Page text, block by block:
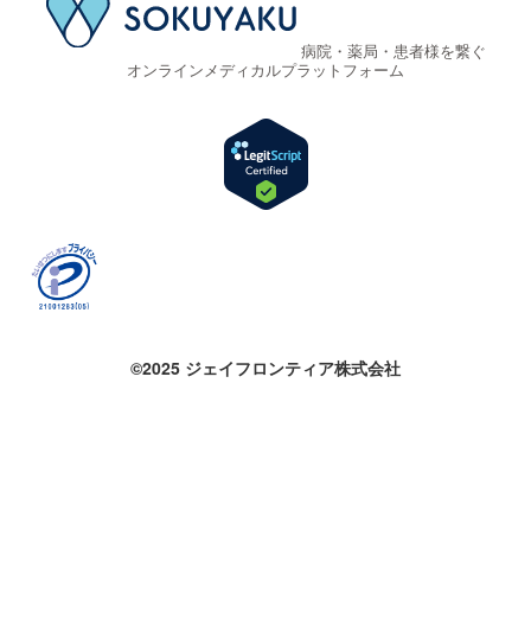
病院・薬局・患者様を繋ぐ
オンラインメディカルプラットフォーム
©2025 ジェイフロンティア株式会社